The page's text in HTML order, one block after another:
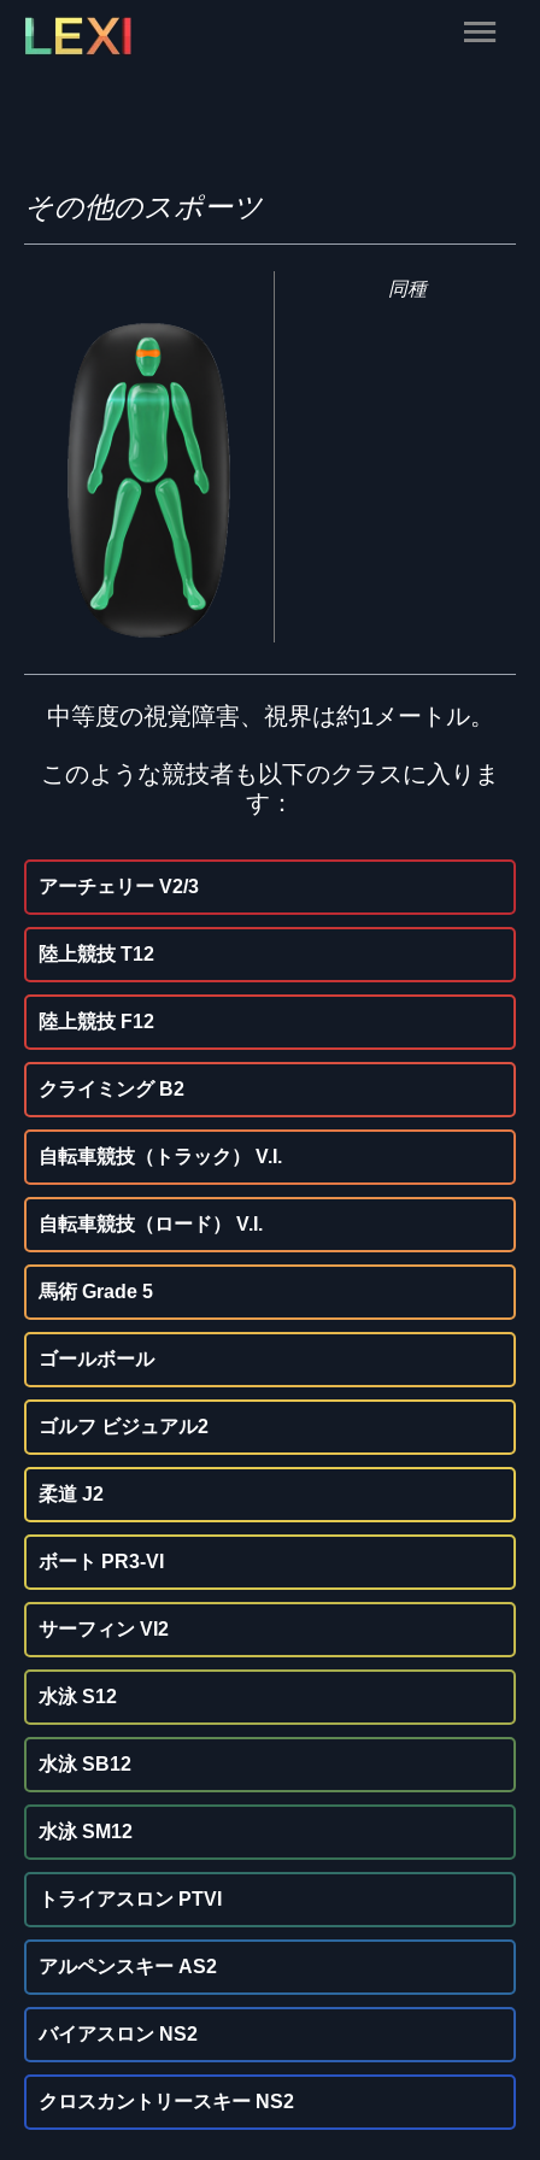
Skip
Main
その他のスポーツ
同種
中等度の視覚障害、視界は約1メートル。
このような競技者も以下のクラスに入りま
す：
アーチェリー V2/3
陸上競技 T12
陸上競技 F12
クライミング B2
自転車競技（トラック） V.I.
自転車競技（ロード） V.I.
馬術 Grade 5
ゴールボール
ゴルフ ビジュアル2
柔道 J2
ボート PR3-VI
サーフィン VI2
水泳 S12
水泳 SB12
水泳 SM12
トライアスロン PTVI
アルペンスキー AS2
バイアスロン NS2
クロスカントリースキー NS2